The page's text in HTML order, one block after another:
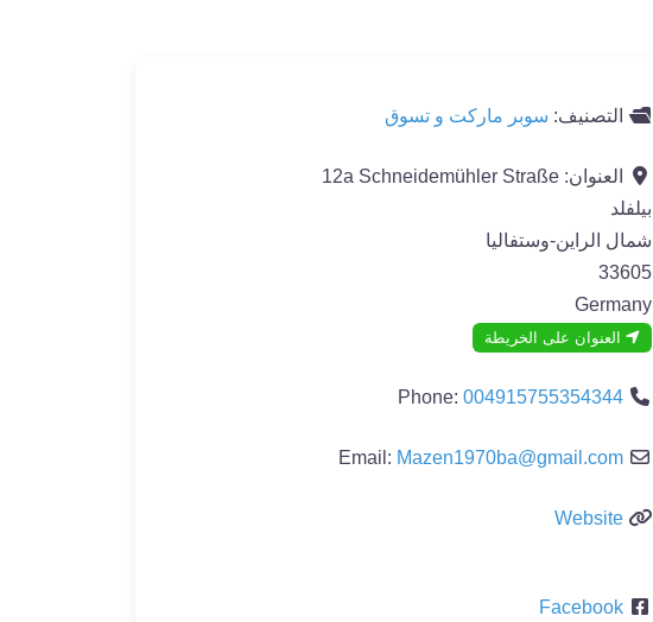
التصنيف: سوبر ماركت و تسوق
العنوان: 12a Schneidemühler Straße
بيلفلد
شمال الراين-وستفاليا
33605
Germany
العنوان على الخريطة
Phone: 004915755354344
Email: Mazen1970ba@gmail.com
Website
Facebook